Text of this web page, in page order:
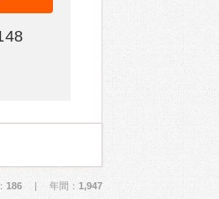
186 | 年間： 1,947